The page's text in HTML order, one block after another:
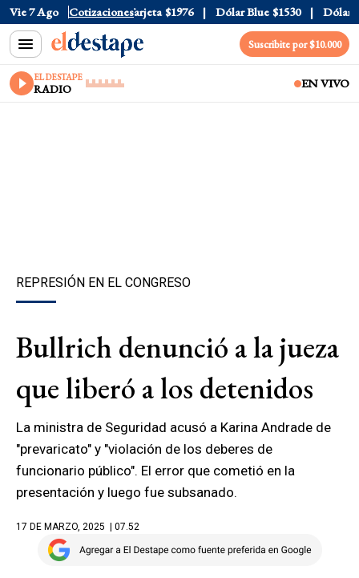
Vie 7 Ago Cotizaciones
$1520 Dólar Tarjeta $1976 Dólar Blue $1530 Dólar CCL
Suscribite por $10.000
EL DESTAPE
RADIO EN VIVO
REPRESIÓN EN EL CONGRESO
Bullrich denunció a la jueza
que liberó a los detenidos
La ministra de Seguridad acusó a Karina Andrade de
"prevaricato" y "violación de los deberes de
funcionario público". El error que cometió en la
presentación y luego fue subsanado.
17 DE MARZO, 2025 | 07.52